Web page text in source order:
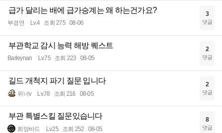
급가 달리는 배에 급가승계는 왜 하는건가요?
부경연 Lv.4 조회 275 08-06
3
댓글
부관학교 감시 능력 해방 퀘스트
Barleynan Lv.75 조회 223 08-05
2
댓글
길드 개척지 파기 질문 입니다
위너v Lv.78 조회 216 08-05
2
댓글
부관 특별스킬 질문있습니다
희망바드 Lv.25 조회 252 08-05
8
댓글